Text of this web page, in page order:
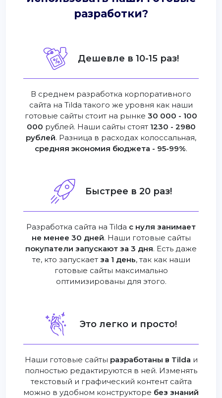
разработки?
Дешевле в 10-15 раз!
В среднем разработка корпоративного
сайта на Tilda такого же уровня как наши
готовые сайты стоит на рынке 30 000 - 100
000 рублей. Наши сайты стоят 1230 - 2980
рублей. Разница в расходах колоссальная,
средняя экономия бюджета - 95-99%.
Быстрее в 20 раз!
Разработка сайта на Tilda с нуля занимает
не менее 30 дней. Наши готовые сайты
покупатели запускают за 3 дня. Есть даже
те, кто запускает за 1 день, так как наши
готовые сайты максимально
оптимизированы для этого.
Это легко и просто!
Наши готовые сайты разработаны в Tilda и
полностью редактируются в ней. Изменять
текстовый и графический контент сайта
можно в удобном конструкторе без знаний